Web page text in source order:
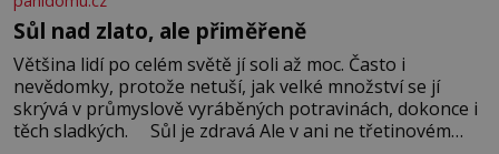
Sůl nad zlato, ale přiměřeně
Většina lidí po celém světě jí soli až moc. Často i
nevědomky, protože netuší, jak velké množství se jí
skrývá v průmyslově vyráběných potravinách, dokonce i
těch sladkých. Sůl je zdravá Ale v ani ne třetinovém